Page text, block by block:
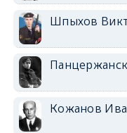
Шпыхов
Кожанов